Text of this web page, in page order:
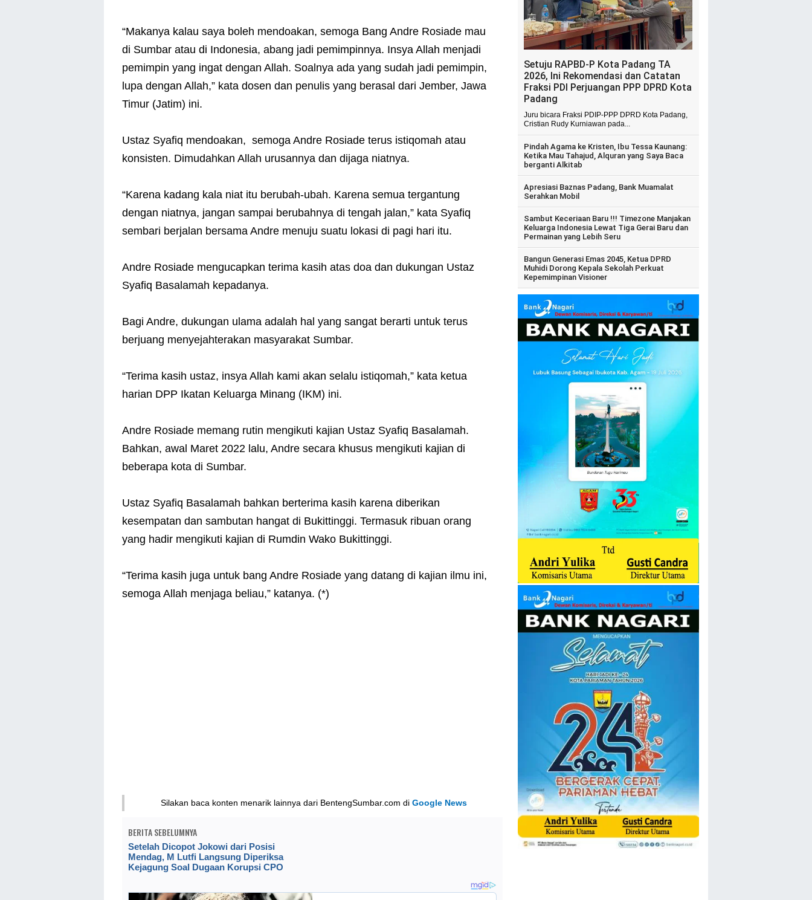
“Makanya kalau saya boleh mendoakan, semoga Bang Andre Rosiade mau
di Sumbar atau di Indonesia, abang jadi pemimpinnya. Insya Allah menjadi
pemimpin yang ingat dengan Allah. Soalnya ada yang sudah jadi pemimpin,
lupa dengan Allah,” kata dosen dan penulis yang berasal dari Jember, Jawa
Timur (Jatim) ini.
Ustaz Syafiq mendoakan, semoga Andre Rosiade terus istiqomah atau
konsisten. Dimudahkan Allah urusannya dan dijaga niatnya.
“Karena kadang kala niat itu berubah-ubah. Karena semua tergantung
dengan niatnya, jangan sampai berubahnya di tengah jalan,” kata Syafiq
sembari berjalan bersama Andre menuju suatu lokasi di pagi hari itu.
Andre Rosiade mengucapkan terima kasih atas doa dan dukungan Ustaz
Syafiq Basalamah kepadanya.
Bagi Andre, dukungan ulama adalah hal yang sangat berarti untuk terus
berjuang menyejahterakan masyarakat Sumbar.
“Terima kasih ustaz, insya Allah kami akan selalu istiqomah,” kata ketua
harian DPP Ikatan Keluarga Minang (IKM) ini.
Andre Rosiade memang rutin mengikuti kajian Ustaz Syafiq Basalamah.
Bahkan, awal Maret 2022 lalu, Andre secara khusus mengikuti kajian di
beberapa kota di Sumbar.
Ustaz Syafiq Basalamah bahkan berterima kasih karena diberikan
kesempatan dan sambutan hangat di Bukittinggi. Termasuk ribuan orang
yang hadir mengikuti kajian di Rumdin Wako Bukittinggi.
“Terima kasih juga untuk bang Andre Rosiade yang datang di kajian ilmu ini,
semoga Allah menjaga beliau,” katanya. (*)
Silakan baca konten menarik lainnya dari BentengSumbar.com diGoogle News
BERITA SEBELUMNYA
Setelah Dicopot Jokowi dari Posisi
Mendag, M Lutfi Langsung Diperiksa
Kejagung Soal Dugaan Korupsi CPO
Setuju RAPBD-P Kota Padang TA
2026, Ini Rekomendasi dan Catatan
Fraksi PDI Perjuangan PPP DPRD Kota
Padang
Juru bicara Fraksi PDIP-PPP DPRD Kota Padang,
Cristian Rudy Kurniawan pada...
Pindah Agama ke Kristen, Ibu Tessa Kaunang:
Ketika Mau Tahajud, Alquran yang Saya Baca
berganti Alkitab
Apresiasi Baznas Padang, Bank Muamalat
Serahkan Mobil
Sambut Keceriaan Baru !!! Timezone Manjakan
Keluarga Indonesia Lewat Tiga Gerai Baru dan
Permainan yang Lebih Seru
Bangun Generasi Emas 2045, Ketua DPRD
Muhidi Dorong Kepala Sekolah Perkuat
Kepemimpinan Visioner